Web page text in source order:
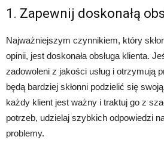
1. Zapewnij doskonałą
Najważniejszym czynnikiem, który
opinii, jest doskonała obsługa klienta.
zadowoleni z jakości usług i otrzymują
będą bardziej skłonni podzielić się
każdy klient jest ważny i traktuj go z
potrzeb, udzielaj szybkich odpowiedzi
problemy.